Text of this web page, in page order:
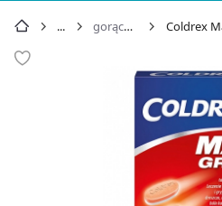
gorączka Coldrex